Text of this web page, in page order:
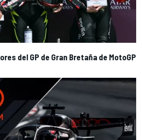
del GP de Gran Bretaña de MotoGP